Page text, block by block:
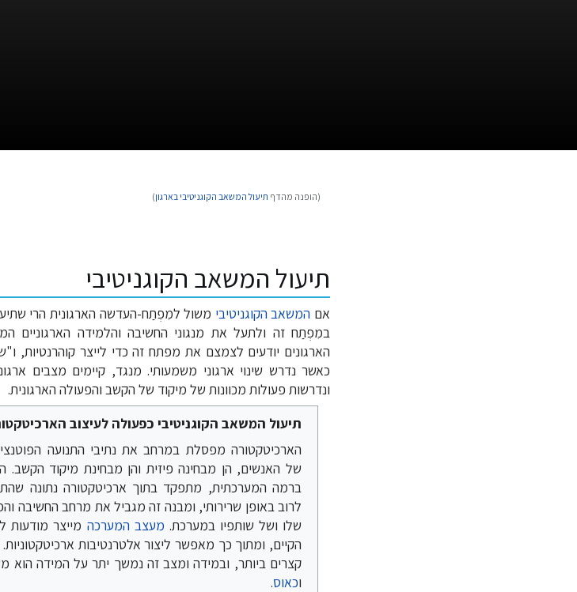
(הופנה מהדף תיעול המשאב הקוגניטיבי בארגון)
תיעול המשאב הקוגניטיבי
אם המשאב הקוגניטיבי משול למִפְתַח-העדשה הארגונית הרי
במִפְתַח זה ולתעל את מנגוני החשיבה והלמידה הארגוניים
הארגונים יודעים לצמצם את מפתח זה כדי לייצר קוהרנטיות,
כאשר נדרש שינוי ארגוני משמעותי. מנגד, קיימים מצבים
ונדרשות פעולות מכוונות של מיקוד של הקשב והפעולה הארגונית.
תיעול המשאב הקוגניטיבי כפעולה לעיצוב
הארכיטקטורה מפסלת במרחב את נתיבי התנועה
של האנשים, הן מבחינה פיזית והן מבחינת מיקוד הקשב.
ברמה המערכתית, מתפקד בתוך ארכיטקטורה נתונה
לרוב באופן שרירותי, ומבנה זה מגביל את מרחב החשיבה
שלו ושל שותפיו במערכת. מעצב המערכה מייצר מודעות
הקיים, ומתוך כך מאפשר ליצור אלטרנטיבות
קצרים ביותר, ובמידה ומצב זה נמשך יתר על המידה הוא
וכאוס.